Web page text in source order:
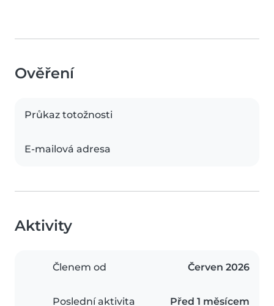
Ověření
Průkaz totožnosti
E-mailová adresa
Aktivity
Členem od Červen 2026
Poslední aktivita Před 1 měsícem